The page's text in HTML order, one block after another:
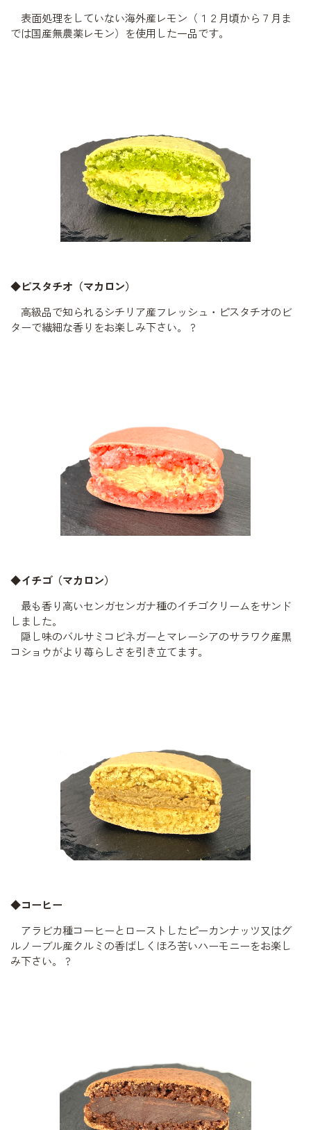
表面処理をしていない海外産レモン（１２月頃から７月ま
では国産無農薬レモン）を使用した一品です。
◆ピスタチオ（マカロン）
高級品で知られるシチリア産フレッシュ・ピスタチオのビ
ターで繊細な香りをお楽しみ下さい。
?
◆イチゴ（マカロン）
最も香り高いセンガセンガナ種のイチゴクリームをサンド
しました。
隠し味のバルサミコビネガーとマレーシアのサラワク産黒
コショウがより苺らしさを引き立てます。
◆コーヒー
アラビカ種コーヒーとローストしたピーカンナッツ又はグ
ルノーブル産クルミの香ばしくほろ苦いハーモニーをお楽し
み下さい。
?